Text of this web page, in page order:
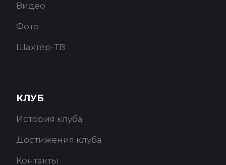
Видео
Фото
Шахтёр-ТВ
КЛУБ
История клуба
Достижения клуба
Контакты